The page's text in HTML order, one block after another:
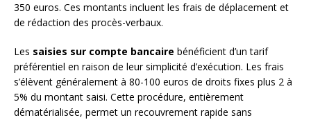
350 euros. Ces montants incluent les frais de déplacement et
de rédaction des procès-verbaux.
Les saisies sur compte bancaire bénéficient d’un tarif
préférentiel en raison de leur simplicité d’exécution. Les frais
s’élèvent généralement à 80-100 euros de droits fixes plus 2 à
5% du montant saisi. Cette procédure, entièrement
dématérialisée, permet un recouvrement rapide sans